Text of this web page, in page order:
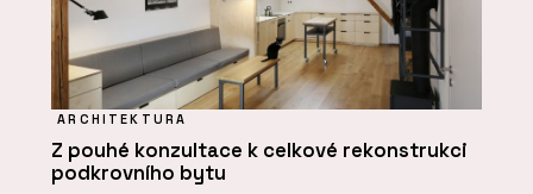
ARCHITEKTURA
Z pouhé konzultace k celkové rekonstrukci
podkrovního bytu